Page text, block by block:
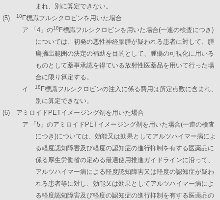
まれ、別に算定できない。
(5)
18 F標識フルシクロビンを用いた場合
ア 「4」の18 F標識フルシクロビンを用いた場合(一連の検査につき)
については、初発の悪性神経膠腫が疑われる患者に対して、腫
瘍摘出範囲の決定の補助を目的として、腫瘍の可視化に用いる
ものとして薬事承認を得ている放射性医薬品を用いて行った場
合に限り算定する。
イ
18 F標識フルシクロビンの注入に係る費用は所定点数に含まれ、
別に算定できない。
(6) アミロイドPETイメージング剤を用いた場合
ア 「5」のアミロイドPETイメージング剤を用いた場合(一連の検査
につき)については、効能又は効果としてアルツハイマー病によ
る軽度認知障害及び軽度の認知症の進行抑制を有する医薬品に
係る厚生労働省の定める最適使用推進ガイドラインに沿って、
アルツハイマー病による軽度認知障害又は軽度の認知症が疑わ
れる患者等に対し、効能又は効果としてアルツハイマー病によ
る軽度認知障害及び軽度の認知症の進行抑制を有する医薬品の